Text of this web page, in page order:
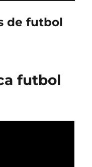
de futbol
futbol